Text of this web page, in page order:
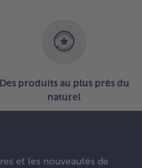
Des produits au plus près du
naturel
et les nouveautés de